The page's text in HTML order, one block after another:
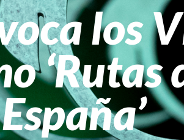
los
‘Rutas
España’